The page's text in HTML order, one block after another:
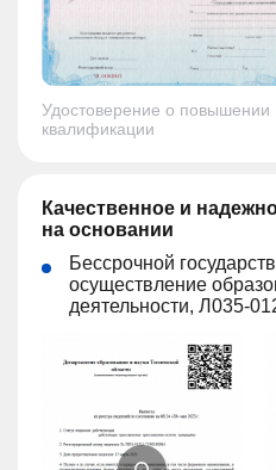
Удостоверение о повышении
квалификации
Качественное и
на основании
Бессрочной
осуществление
деятельности, Л035-